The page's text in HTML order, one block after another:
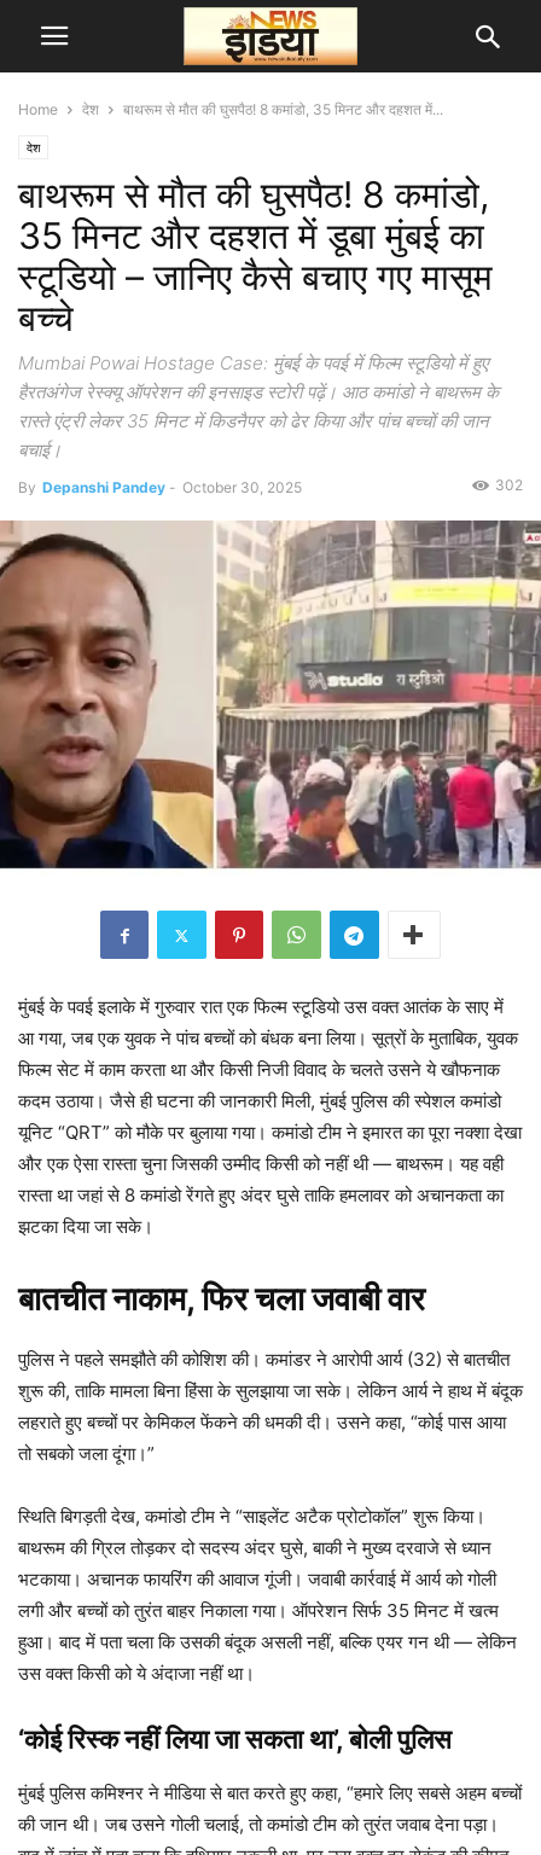
Home देश बाथरूम से मौत की घुसपैठ! 8 कमांडो, 35 मिनट और दहशत में...
देश
बाथरूम से मौत की घुसपैठ! 8 कमांडो,
35 मिनट और दहशत में डूबा मुंबई का
स्टूडियो – जानिए कैसे बचाए गए मासूम
बच्चे
Mumbai Powai Hostage Case: मुंबई के पवई में फिल्म स्टूडियो में हुए
हैरतअंगेज रेस्क्यू ऑपरेशन की इनसाइड स्टोरी पढ़ें। आठ कमांडो ने बाथरूम के
रास्ते एंट्री लेकर 35 मिनट में किडनैपर को ढेर किया और पांच बच्चों की जान
बचाई।
By Depanshi Pandey - October 30, 2025 302
मुंबई के पवई इलाके में गुरुवार रात एक फिल्म स्टूडियो उस वक्त आतंक के साए में
आ गया, जब एक युवक ने पांच बच्चों को बंधक बना लिया। सूत्रों के मुताबिक, युवक
फिल्म सेट में काम करता था और किसी निजी विवाद के चलते उसने ये खौफनाक
कदम उठाया। जैसे ही घटना की जानकारी मिली, मुंबई पुलिस की स्पेशल कमांडो
यूनिट “QRT” को मौके पर बुलाया गया। कमांडो टीम ने इमारत का पूरा नक्शा देखा
और एक ऐसा रास्ता चुना जिसकी उम्मीद किसी को नहीं थी — बाथरूम। यह वही
रास्ता था जहां से 8 कमांडो रेंगते हुए अंदर घुसे ताकि हमलावर को अचानकता का
झटका दिया जा सके।
बातचीत नाकाम, फिर चला जवाबी वार
पुलिस ने पहले समझौते की कोशिश की। कमांडर ने आरोपी आर्य (32) से बातचीत
शुरू की, ताकि मामला बिना हिंसा के सुलझाया जा सके। लेकिन आर्य ने हाथ में बंदूक
लहराते हुए बच्चों पर केमिकल फेंकने की धमकी दी। उसने कहा, “कोई पास आया
तो सबको जला दूंगा।”
स्थिति बिगड़ती देख, कमांडो टीम ने “साइलेंट अटैक प्रोटोकॉल” शुरू किया।
बाथरूम की ग्रिल तोड़कर दो सदस्य अंदर घुसे, बाकी ने मुख्य दरवाजे से ध्यान
भटकाया। अचानक फायरिंग की आवाज गूंजी। जवाबी कार्रवाई में आर्य को गोली
लगी और बच्चों को तुरंत बाहर निकाला गया। ऑपरेशन सिर्फ 35 मिनट में खत्म
हुआ। बाद में पता चला कि उसकी बंदूक असली नहीं, बल्कि एयर गन थी — लेकिन
उस वक्त किसी को ये अंदाजा नहीं था।
‘कोई रिस्क नहीं लिया जा सकता था’, बोली पुलिस
मुंबई पुलिस कमिश्नर ने मीडिया से बात करते हुए कहा, “हमारे लिए सबसे अहम बच्चों
की जान थी। जब उसने गोली चलाई, तो कमांडो टीम को तुरंत जवाब देना पड़ा।